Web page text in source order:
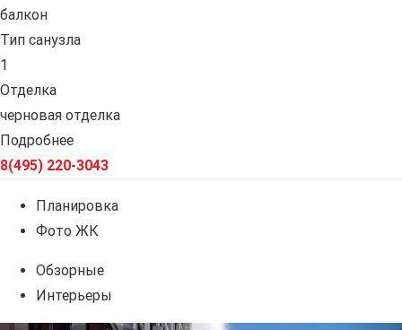
балкон
Тип санузла
1
Отделка
черновая отделка
Подробнее
8(495) 220-3043
Планировка
Фото ЖК
Обзорные
Интерьеры